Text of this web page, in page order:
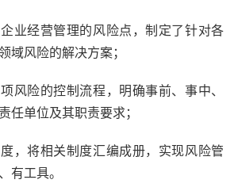
业经营管理的风险点，制定了针对各
域风险的解决方案；
风险的控制流程，明确事前、事中、
任单位及其职责要求；
，将相关制度汇编成册，实现风险管
有工具。